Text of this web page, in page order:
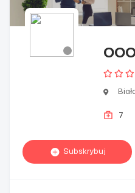
7
Subskrybuj